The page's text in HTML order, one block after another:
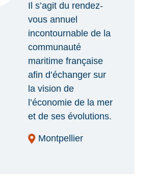
Il s’agit du rendez-
vous annuel
incontournable de la
communauté
maritime française
afin d’échanger sur
la vision de
l’économie de la mer
et de ses évolutions.
Montpellier